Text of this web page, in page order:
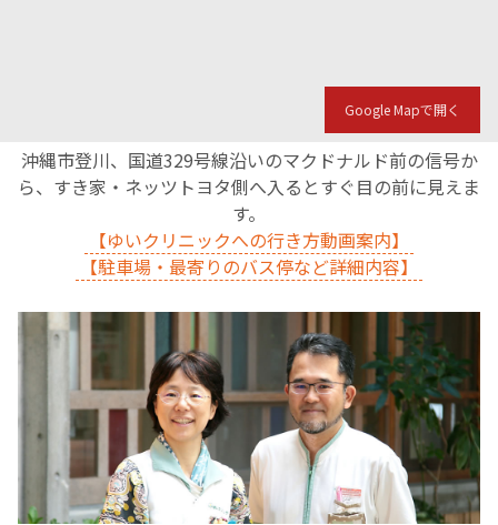
Google Mapで開く
沖縄市登川、国道329号線沿いのマクドナルド前の信号か
ら、すき家・ネッツトヨタ側へ入るとすぐ目の前に見えま
す。
【ゆいクリニックへの行き方動画案内】
【駐車場・最寄りのバス停など詳細内容】